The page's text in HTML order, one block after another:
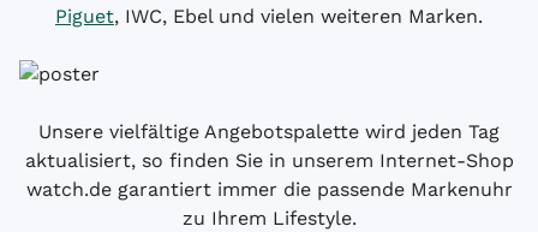
Piguet, IWC, Ebel und vielen weiteren Marken.
Unsere vielfältige Angebotspalette wird jeden Tag
aktualisiert, so finden Sie in unserem Internet-Shop
watch.de garantiert immer die passende Markenuhr
zu Ihrem Lifestyle.